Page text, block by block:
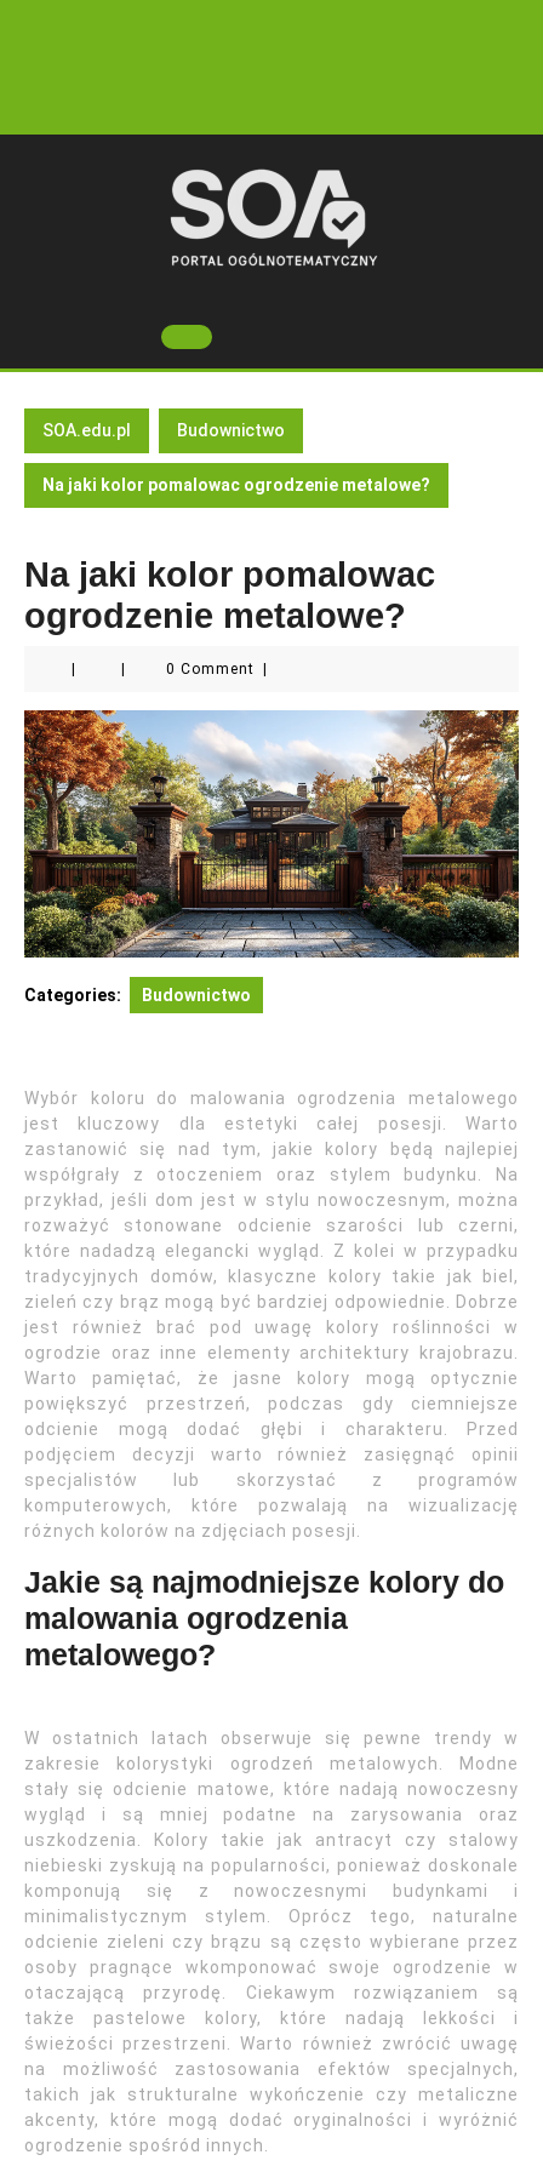
Open
Button
SOA.edu.pl Budownictwo
Na jaki kolor pomalowac ogrodzenie metalowe?
Na jaki kolor pomalowac
ogrodzenie metalowe?
0 Comment
Categories: Budownictwo
Wybór koloru do malowania ogrodzenia metalowego
jest kluczowy dla estetyki całej posesji. Warto
zastanowić się nad tym, jakie kolory będą najlepiej
współgrały z otoczeniem oraz stylem budynku. Na
przykład, jeśli dom jest w stylu nowoczesnym, można
rozważyć stonowane odcienie szarości lub czerni,
które nadadzą elegancki wygląd. Z kolei w przypadku
tradycyjnych domów, klasyczne kolory takie jak biel,
zieleń czy brąz mogą być bardziej odpowiednie. Dobrze
jest również brać pod uwagę kolory roślinności w
ogrodzie oraz inne elementy architektury krajobrazu.
Warto pamiętać, że jasne kolory mogą optycznie
powiększyć przestrzeń, podczas gdy ciemniejsze
odcienie mogą dodać głębi i charakteru. Przed
podjęciem decyzji warto również zasięgnąć opinii
specjalistów lub skorzystać z programów
komputerowych, które pozwalają na wizualizację
różnych kolorów na zdjęciach posesji.
Jakie są najmodniejsze kolory do
malowania ogrodzenia
metalowego?
W ostatnich latach obserwuje się pewne trendy w
zakresie kolorystyki ogrodzeń metalowych. Modne
stały się odcienie matowe, które nadają nowoczesny
wygląd i są mniej podatne na zarysowania oraz
uszkodzenia. Kolory takie jak antracyt czy stalowy
niebieski zyskują na popularności, ponieważ doskonale
komponują się z nowoczesnymi budynkami i
minimalistycznym stylem. Oprócz tego, naturalne
odcienie zieleni czy brązu są często wybierane przez
osoby pragnące wkomponować swoje ogrodzenie w
otaczającą przyrodę. Ciekawym rozwiązaniem są
także pastelowe kolory, które nadają lekkości i
świeżości przestrzeni. Warto również zwrócić uwagę
na możliwość zastosowania efektów specjalnych,
takich jak strukturalne wykończenie czy metaliczne
akcenty, które mogą dodać oryginalności i wyróżnić
ogrodzenie spośród innych.